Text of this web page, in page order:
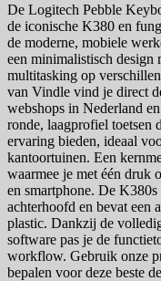
De Logitech Pebble
de iconische K380 en
de moderne, mobiele
een minimalistisch
multitasking op
van Vindle vind je direct
webshops in Nederland
ronde, laagprofiel toetsen
ervaring bieden, ideaal
kantoortuinen. Een
waarmee je met één druk
en smartphone. De
achterhoofd en bevat een
plastic. Dankzij de
software pas je de
workflow. Gebruik onze
bepalen voor deze beste